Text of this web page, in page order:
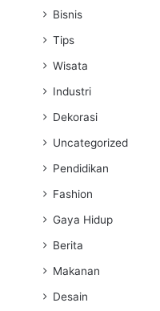
Bisnis
Tips
Wisata
Industri
Dekorasi
Uncategorized
Pendidikan
Fashion
Gaya Hidup
Berita
Makanan
Desain